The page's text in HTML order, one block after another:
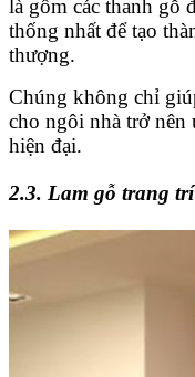
là gồm các thanh gỗ
thống nhất để tạo
thượng.
Chúng không chỉ
cho ngôi nhà trở nên
hiện đại.
2.3. Lam gỗ trang